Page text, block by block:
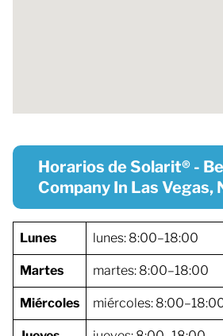
Horarios de Solarit® -
Company In Las Vegas,
Lunes lunes: 8:00–18:00
Martes martes: 8:00–18:00
Miércoles miércoles: